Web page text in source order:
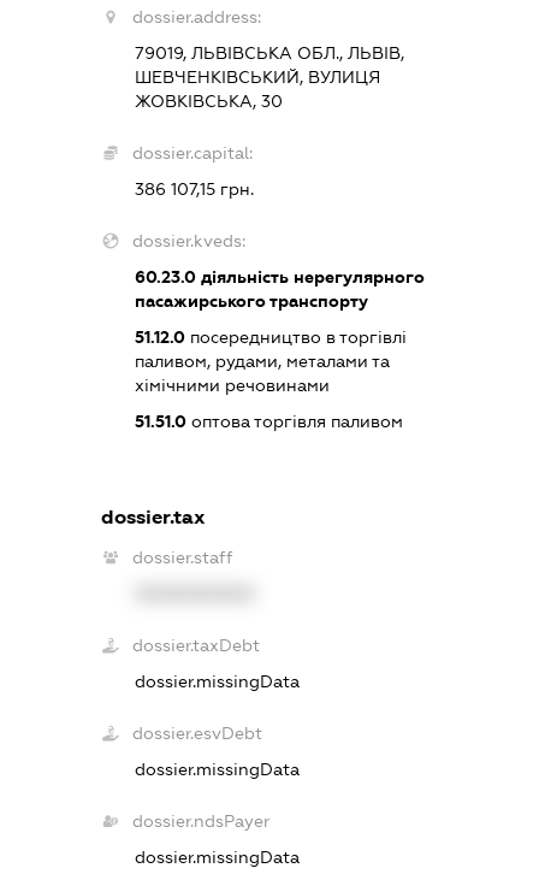
dossier.address:
79019, ЛЬВІВСЬКА ОБЛ., ЛЬВІВ,
ШЕВЧЕНКІВСЬКИЙ, ВУЛИЦЯ
ЖОВКІВСЬКА, 30
dossier.capital:
386 107,15 грн.
dossier.kveds:
60.23.0 діяльність нерегулярного
пасажирського транспорту
51.12.0 посередництво в торгівлі
паливом, рудами, металами та
хімічними речовинами
51.51.0 оптова торгівля паливом
dossier.tax
dossier.staff
dossier.taxDebt
dossier.missingData
dossier.esvDebt
dossier.missingData
dossier.ndsPayer
dossier.missingData